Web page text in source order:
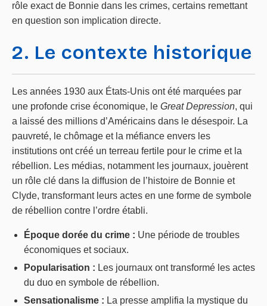
rôle exact de Bonnie dans les crimes, certains remettant
en question son implication directe.
2. Le contexte historique
Les années 1930 aux États-Unis ont été marquées par
une profonde crise économique, le Great Depression, qui
a laissé des millions d’Américains dans le désespoir. La
pauvreté, le chômage et la méfiance envers les
institutions ont créé un terreau fertile pour le crime et la
rébellion. Les médias, notamment les journaux, jouèrent
un rôle clé dans la diffusion de l’histoire de Bonnie et
Clyde, transformant leurs actes en une forme de symbole
de rébellion contre l’ordre établi.
Époque dorée du crime : Une période de troubles
économiques et sociaux.
Popularisation : Les journaux ont transformé les actes
du duo en symbole de rébellion.
Sensationalisme : La presse amplifia la mystique du